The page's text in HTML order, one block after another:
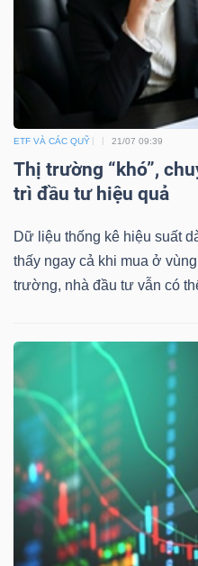
ETF VÀ CÁC QUỸ 21/07 09:39
Thị trường “khó”,
trì đầu tư hiệu quả
Dữ liệu thống kê hiệu suất
thấy ngay cả khi mua ở
trường, nhà đầu tư vẫn có